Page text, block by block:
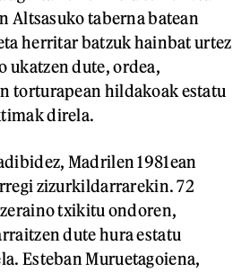
Altsasuko taberna batean
herritar batzuk hainbat urtez
ukatzen dute, ordea,
torturapean hildakoak estatu
direla.
Madrilen 1981ean
zizurkildarrarekin. 72
txikitu ondoren,
dute hura estatu
Esteban Muruetagoiena,